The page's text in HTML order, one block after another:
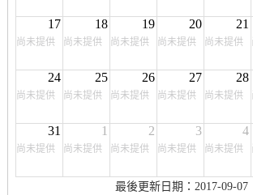
17
尚未提供
18
尚未提供
19
尚未提供
20
尚未提供
21
尚未提供
24
尚未提供
25
尚未提供
26
尚未提供
27
尚未提供
28
尚未提供
31
尚未提供
1
尚未提供
2
尚未提供
3
尚未提供
4
尚未提供
最後更新日期：2017-09-07